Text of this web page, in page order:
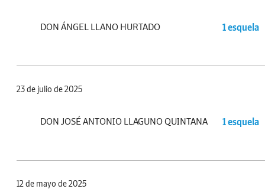
DON ÁNGEL LLANO HURTADO 1 esquela
23 de julio de 2025
DON JOSÉ ANTONIO LLAGUNO QUINTANA 1 esquela
12 de mayo de 2025